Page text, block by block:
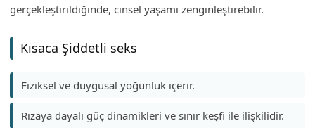
gerçekleştirildiğinde, cinsel yaşamı zenginleştirebilir.
Kısaca Şiddetli seks
Fiziksel ve duygusal yoğunluk içerir.
Rızaya dayalı güç dinamikleri ve sınır keşfi ile ilişkilidir.